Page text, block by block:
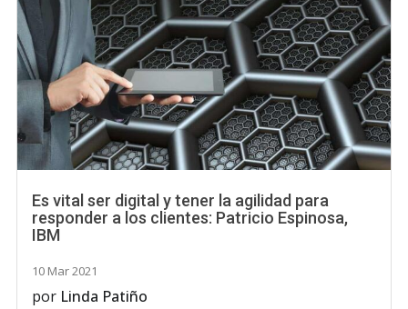
Es vital ser digital y tener la agilidad para
responder a los clientes: Patricio Espinosa,
IBM
10 Mar 2021
por Linda Patiño